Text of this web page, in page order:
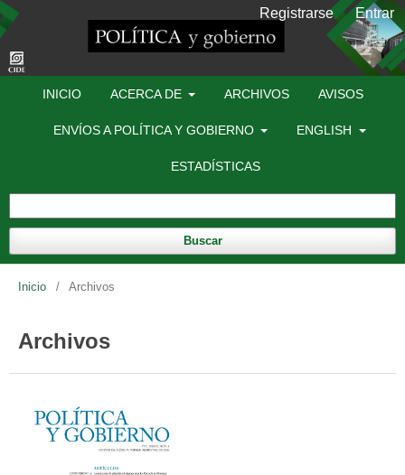
INICIO ACERCA DE ARCHIVOS AVISOS
ENVÍOS A POLÍTICA Y GOBIERNO ENGLISH
ESTADÍSTICAS
Buscar
Registrarse Entrar
Inicio / Archivos
Archivos